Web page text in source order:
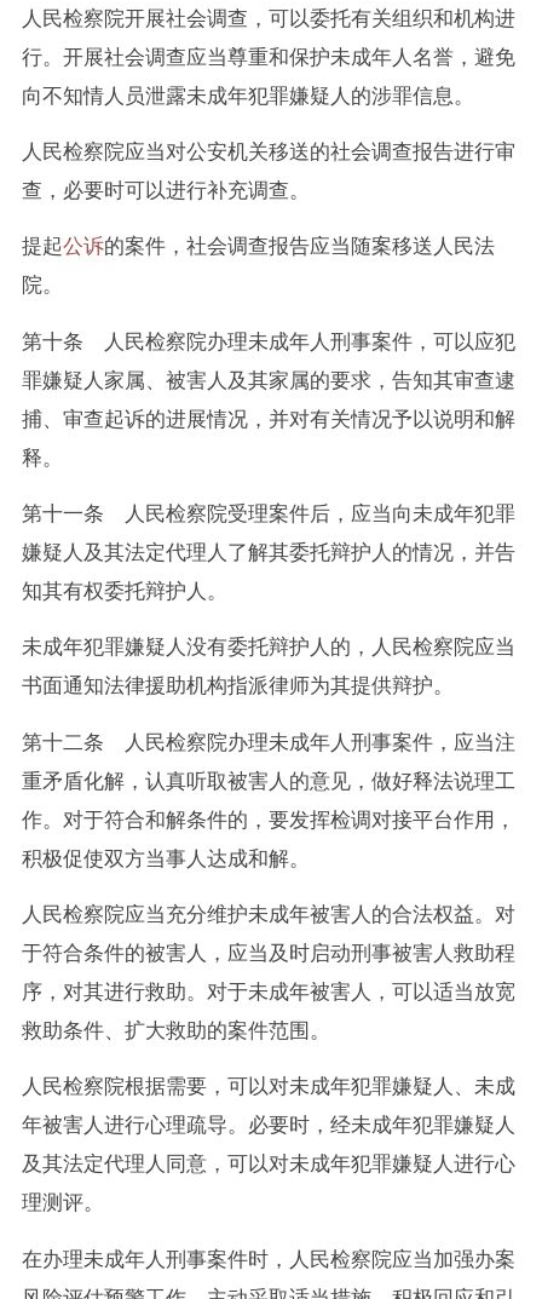
人民检察院开展社会调查，可以委托有关组织和机构进
行。开展社会调查应当尊重和保护未成年人名誉，避免
向不知情人员泄露未成年犯罪嫌疑人的涉罪信息。
人民检察院应当对公安机关移送的社会调查报告进行审
查，必要时可以进行补充调查。
提起公诉的案件，社会调查报告应当随案移送人民法
院。
第十条 人民检察院办理未成年人刑事案件，可以应犯
罪嫌疑人家属、被害人及其家属的要求，告知其审查逮
捕、审查起诉的进展情况，并对有关情况予以说明和解
释。
第十一条 人民检察院受理案件后，应当向未成年犯罪
嫌疑人及其法定代理人了解其委托辩护人的情况，并告
知其有权委托辩护人。
未成年犯罪嫌疑人没有委托辩护人的，人民检察院应当
书面通知法律援助机构指派律师为其提供辩护。
第十二条 人民检察院办理未成年人刑事案件，应当注
重矛盾化解，认真听取被害人的意见，做好释法说理工
作。对于符合和解条件的，要发挥检调对接平台作用，
积极促使双方当事人达成和解。
人民检察院应当充分维护未成年被害人的合法权益。对
于符合条件的被害人，应当及时启动刑事被害人救助程
序，对其进行救助。对于未成年被害人，可以适当放宽
救助条件、扩大救助的案件范围。
人民检察院根据需要，可以对未成年犯罪嫌疑人、未成
年被害人进行心理疏导。必要时，经未成年犯罪嫌疑人
及其法定代理人同意，可以对未成年犯罪嫌疑人进行心
理测评。
在办理未成年人刑事案件时，人民检察院应当加强办案